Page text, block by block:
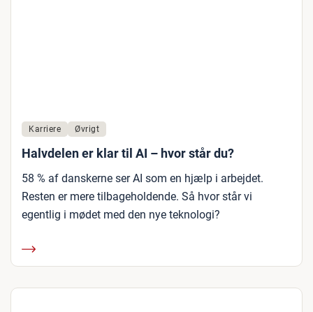
Karriere Øvrigt
Halvdelen er klar til AI – hvor står du?
58 % af danskerne ser AI som en hjælp i arbejdet.
Resten er mere tilbageholdende. Så hvor står vi
egentlig i mødet med den nye teknologi?